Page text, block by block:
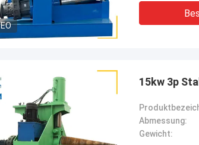
15kw 3p
Abmessung:
Gewicht: